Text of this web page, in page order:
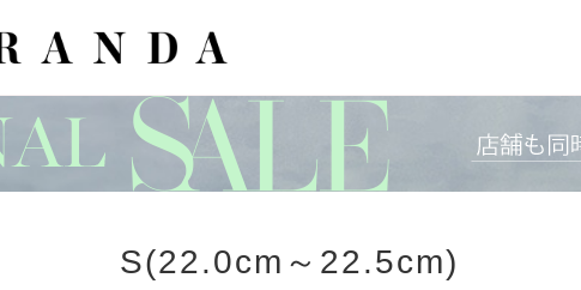
S(22.0cm～22.5cm)